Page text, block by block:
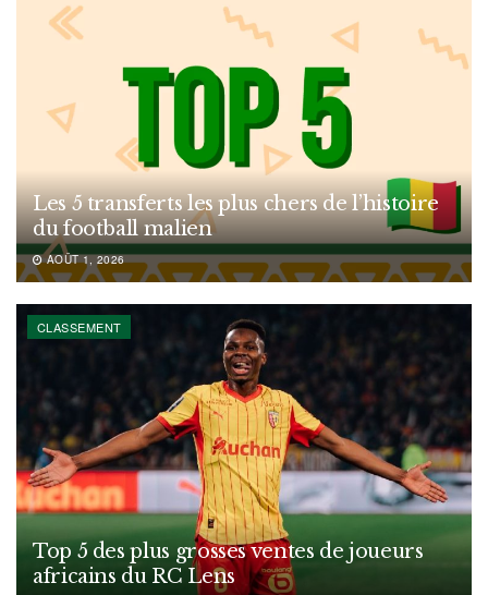
Les 5 transferts les plus chers de l’histoire
du football malien
AOÛT 1, 2026
CLASSEMENT
Top 5 des plus grosses ventes de joueurs
africains du RC Lens